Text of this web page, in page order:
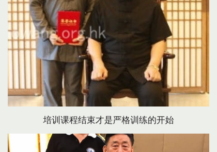
培训课程结束才是严格训练的开始